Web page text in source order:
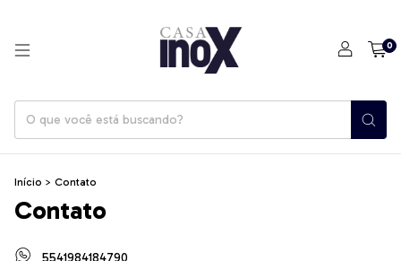
0
Início > Contato
Contato